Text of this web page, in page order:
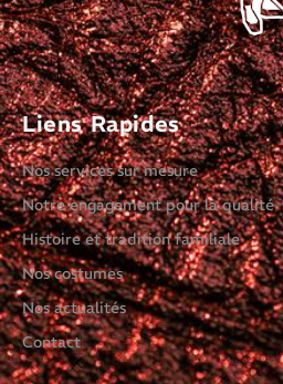
Liens Rapides
Nos services sur mesure
Notre engagement pour la qualité
Histoire et tradition familiale
Nos costumes
Nos actualités
Contact